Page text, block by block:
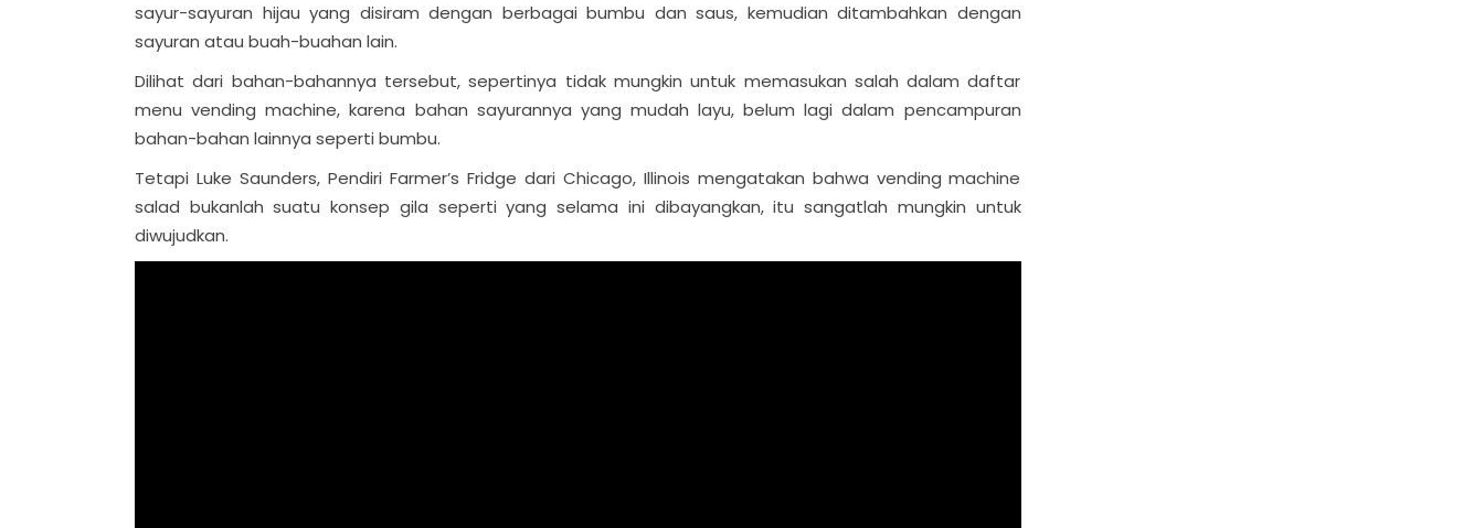
sayur-sayuran hijau yang disiram dengan berbagai bumbu dan saus, kemudian ditambahkan dengan
sayuran atau buah-buahan lain.
Dilihat dari bahan-bahannya tersebut, sepertinya tidak mungkin untuk memasukan salah dalam daftar
menu vending machine, karena bahan sayurannya yang mudah layu, belum lagi dalam pencampuran
bahan-bahan lainnya seperti bumbu.
Tetapi Luke Saunders, Pendiri Farmer’s Fridge dari Chicago, Illinois mengatakan bahwa vending machine
salad bukanlah suatu konsep gila seperti yang selama ini dibayangkan, itu sangatlah mungkin untuk
diwujudkan.